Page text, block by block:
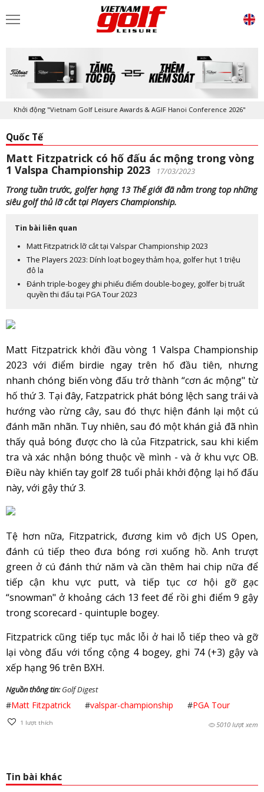
Khởi động "Vietnam Golf Leisure Awards & AGIF Hanoi Conference 2026"
Quốc Tế
Matt Fitzpatrick có hố đấu ác mộng trong vòng
1 Valspa Championship 2023
17/03/2023
Trong tuần trước, golfer hạng 13 Thế giới đã nằm trong top những
siêu golf thủ lỡ cắt tại Players Championship.
Tin bài liên quan
Matt Fitzpatrick lỡ cắt tại Valspar Championship 2023
The Players 2023: Dính loạt bogey thảm họa, golfer hụt 1 triệu
đô la
Đánh triple-bogey ghi phiếu điểm double-bogey, golfer bị truất
quyền thi đấu tại PGA Tour 2023
Matt Fitzpatrick khởi đầu vòng 1 Valspa Championship
2023 với điểm birdie ngay trên hố đầu tiên, nhưng
nhanh chóng biến vòng đấu trở thành “cơn ác mộng" từ
hố thứ 3. Tại đây, Fatzpatrick phát bóng lệch sang trái và
hướng vào rừng cây, sau đó thực hiện đánh lại một cú
đánh mãn nhãn. Tuy nhiên, sau đó một khán giả đã nhìn
thấy quả bóng được cho là của Fitzpatrick, sau khi kiểm
tra và xác nhận bóng thuộc về mình - và ở khu vực OB.
Điều này khiến tay golf 28 tuổi phải khởi động lại hố đấu
này, với gậy thứ 3.
Tệ hơn nữa, Fitzpatrick, đương kim vô địch US Open,
đánh cú tiếp theo đưa bóng rơi xuống hồ. Anh trượt
green ở cú đánh thứ năm và cần thêm hai chip nữa để
tiếp cận khu vực putt, và tiếp tục cơ hội gỡ gạc
“snowman" ở khoảng cách 13 feet để rồi ghi điểm 9 gậy
trong scorecard - quintuple bogey.
Fitzpatrick cũng tiếp tục mắc lỗi ở hai lỗ tiếp theo và gỡ
lại vòng đấu với tổng cộng 4 bogey, ghi 74 (+3) gậy và
xếp hạng 96 trên BXH.
Nguồn thông tin:Golf Digest
#Matt Fitzpatrick #valspar-championship #PGA Tour
1 lượt thích 5010 lượt xem
Tin bài khác